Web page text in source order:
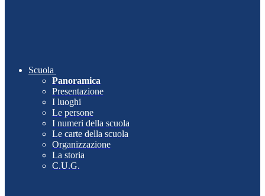
Scuola
Panoramica
Presentazione
I luoghi
Le persone
I numeri della scuola
Le carte della scuola
Organizzazione
La storia
C.U.G.